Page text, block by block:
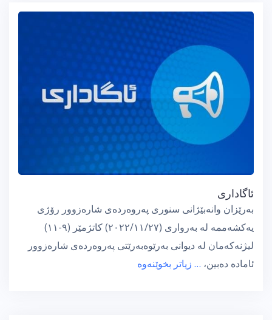
ئاگاداری
بەرێزان وانەبێژانی سنوری پەروەردەی شارەزوور رۆژی
یەكشەممە لە بەرواری (٢٠٢٢/١١/٢٧) كاتژمێر (٩-١١)
لیژنەكەمان لە دیوانی بەرێوەبەرێتی پەروەردەی شارەزوور
ئامادە دەبین، … زیاتر بخوێنەوە